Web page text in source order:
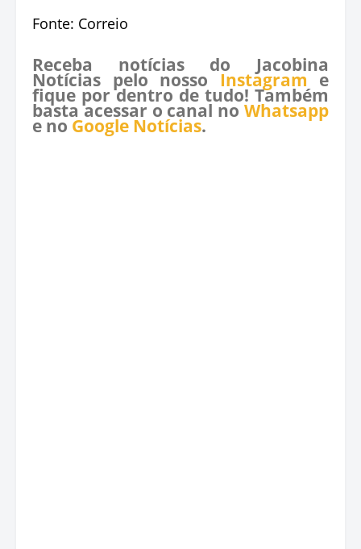
Fonte: Correio
Receba notícias do Jacobina
Notícias pelo nosso Instagram e
fique por dentro de tudo! Também
basta acessar o canal no Whatsapp
e no Google Notícias.